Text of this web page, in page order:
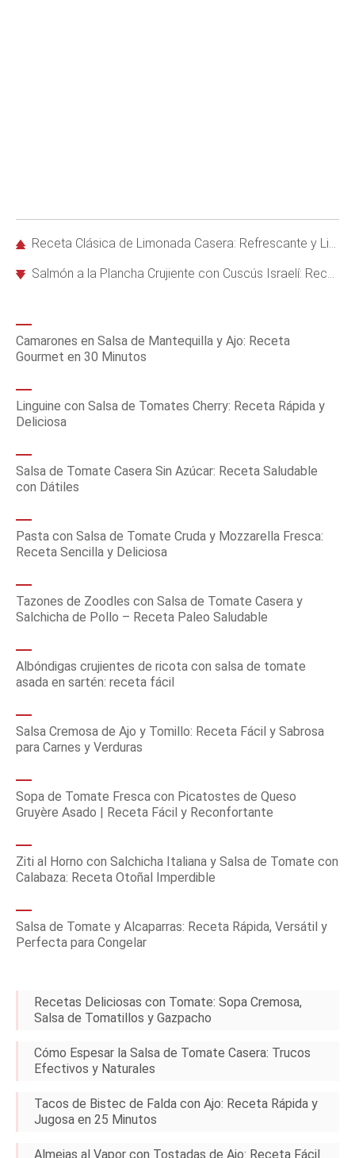
Receta Clásica de Limonada Casera: Refrescante y Lista en 10 Minutos
Salmón a la Plancha Crujiente con Cuscús Israelí: Receta Rápida y Saludable
Camarones en Salsa de Mantequilla y Ajo: Receta
Gourmet en 30 Minutos
Linguine con Salsa de Tomates Cherry: Receta Rápida y
Deliciosa
Salsa de Tomate Casera Sin Azúcar: Receta Saludable
con Dátiles
Pasta con Salsa de Tomate Cruda y Mozzarella Fresca:
Receta Sencilla y Deliciosa
Tazones de Zoodles con Salsa de Tomate Casera y
Salchicha de Pollo – Receta Paleo Saludable
Albóndigas crujientes de ricota con salsa de tomate
asada en sartén: receta fácil
Salsa Cremosa de Ajo y Tomillo: Receta Fácil y Sabrosa
para Carnes y Verduras
Sopa de Tomate Fresca con Picatostes de Queso
Gruyère Asado | Receta Fácil y Reconfortante
Ziti al Horno con Salchicha Italiana y Salsa de Tomate con
Calabaza: Receta Otoñal Imperdible
Salsa de Tomate y Alcaparras: Receta Rápida, Versátil y
Perfecta para Congelar
Recetas Deliciosas con Tomate: Sopa Cremosa,
Salsa de Tomatillos y Gazpacho
Cómo Espesar la Salsa de Tomate Casera: Trucos
Efectivos y Naturales
Tacos de Bistec de Falda con Ajo: Receta Rápida y
Jugosa en 25 Minutos
Almejas al Vapor con Tostadas de Ajo: Receta Fácil